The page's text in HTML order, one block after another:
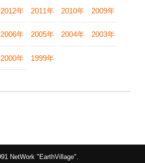
2012年 2011年 2010年 2009年
2006年 2005年 2004年 2003年
2000年 1999年
NetWork "EarthVillage".